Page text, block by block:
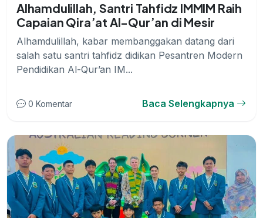
Alhamdulillah, Santri Tahfidz IMMIM Raih
Capaian Qira’at Al-Qur’an di Mesir
Alhamdulillah, kabar membanggakan datang dari
salah satu santri tahfidz didikan Pesantren Modern
Pendidikan Al-Qur’an IM...
0 Komentar Baca Selengkapnya